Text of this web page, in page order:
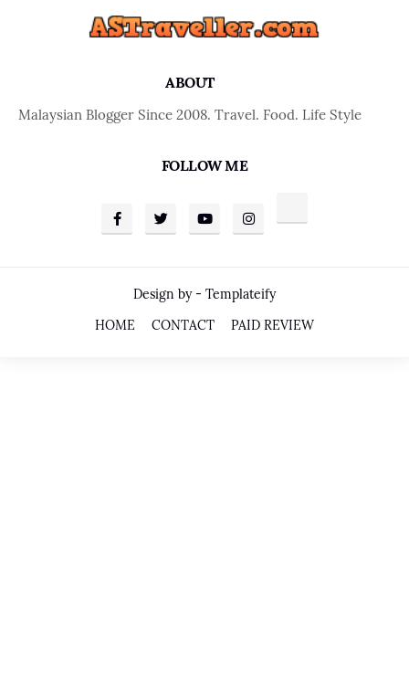
ABOUT
Malaysian Blogger Since 2008. Travel. Food. Life Style
FOLLOW ME
Design by - Templateify
HOME
CONTACT PAID REVIEW